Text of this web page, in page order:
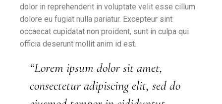
dolor in reprehenderit in voluptate velit esse cillum
dolore eu fugiat nulla pariatur. Excepteur sint
occaecat cupidatat non proident, sunt in culpa qui
officia deserunt mollit anim id est.
“Lorem ipsum dolor sit amet,
consectetur adipiscing elit, sed do